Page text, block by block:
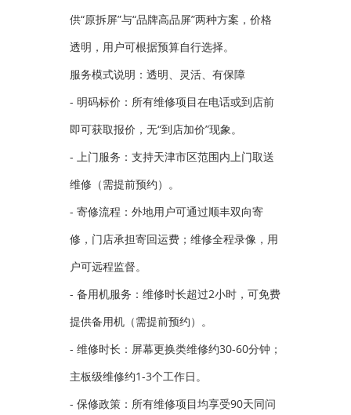
供“原拆屏”与“品牌高品屏”两种方案，价格
透明，用户可根据预算自行选择。
服务模式说明：透明、灵活、有保障
- 明码标价：所有维修项目在电话或到店前
即可获取报价，无“到店加价”现象。
- 上门服务：支持天津市区范围内上门取送
维修（需提前预约）。
- 寄修流程：外地用户可通过顺丰双向寄
修，门店承担寄回运费；维修全程录像，用
户可远程监督。
- 备用机服务：维修时长超过2小时，可免费
提供备用机（需提前预约）。
- 维修时长：屏幕更换类维修约30-60分钟；
主板级维修约1-3个工作日。
- 保修政策：所有维修项目均享受90天同问